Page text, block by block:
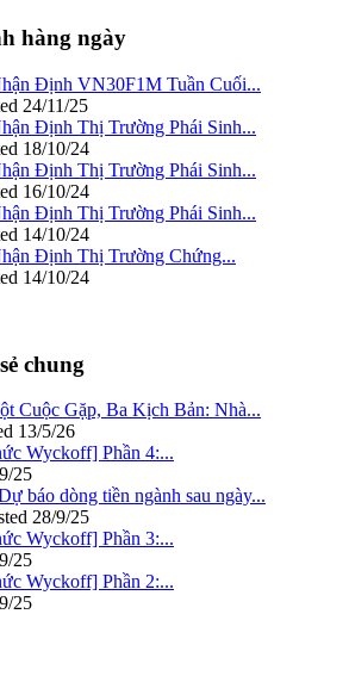
hàng ngày
Định VN30F1M Tuần Cuối...
24/11/25
Định Thị Trường Phái Sinh...
18/10/24
Định Thị Trường Phái Sinh...
16/10/24
Định Thị Trường Phái Sinh...
14/10/24
Định Thị Trường Chứng...
14/10/24
chung
Cuộc Gặp, Ba Kịch Bản: Nhà...
13/5/26
Wyckoff] Phần 4:...
25
báo dòng tiền ngành sau ngày...
28/9/25
Wyckoff] Phần 3:...
25
Wyckoff] Phần 2:...
25